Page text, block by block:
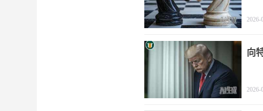
2026-
向
2026-